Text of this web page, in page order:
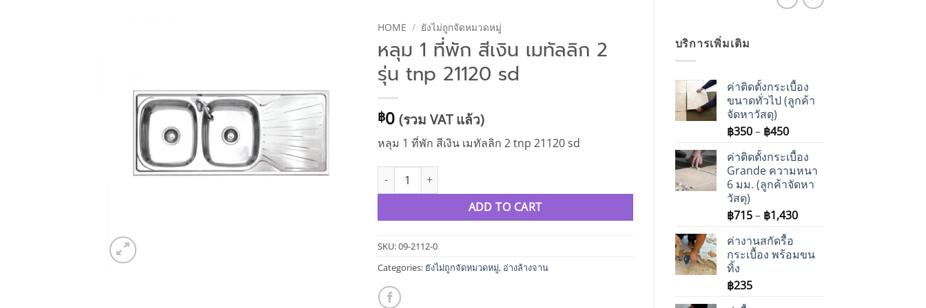
บริการเพิ่มเติม
ค่าติดตั้งกระเบื้อง
ขนาดทั่วไป (ลูกค้า
จัดหาวัสดุ)
฿350 – ฿450Price
฿350
through
฿450
ค่าติดตั้งกระเบื้อง
Grande ความหนา
6 มม. (ลูกค้าจัดหา
วัสดุ)
฿715 – ฿1,430Price
through
ค่างานสกัดรื้อ
กระเบื้อง พร้อมขน
ทิ้ง
฿235
HOME / ยังไม่ถูกจัดหมวดหมู่
หลุม 1 ที่พัก สีเงิน เมทัลลิก 2
รุ่น tnp 21120 sd
฿0 (รวม VAT แล้ว)
หลุม 1 ที่พัก สีเงิน เมทัลลิก 2 tnp 21120 sd
หลุม 1 ที่พัก สีเงิน เมทัลลิก 2 รุ่น tnp 21120 sd quantity
ADD TO CART
SKU:09-2112-0
Categories: ยังไม่ถูกจัดหมวดหมู่, อ่างล้างจาน